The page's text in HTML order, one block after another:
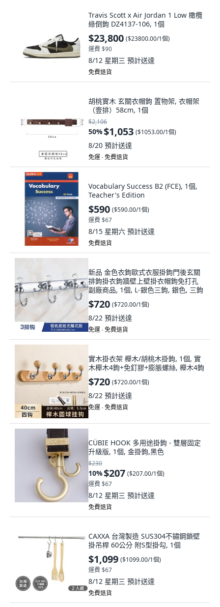
Travis Scott x Air Jordan 1 Low 橄欖
綠倒鉤 DZ4137-106, 1個
$23,800 ($23800.00/1個)
運費 $90
8/12 星期三 預計送達
免費退貨
胡桃實木 玄關衣帽鉤 置物架, 衣帽架
（壹排）58cm, 1個
$2,106
50%$1,053 ($1053.00/1個)
8/20 預計送達
免運 ∙ 免費退貨
Vocabulary Success B2 (FCE), 1個,
Teacher's Edition
$590 ($590.00/1個)
運費 $67
8/15 星期六 預計送達
免費退貨
新品 金色衣鉤歐式衣服掛鉤門後玄關
排鉤掛衣鉤牆壁上壁掛衣帽鉤免打孔
副廠商品, 1個, L-銀色三鉤, 銀色, 三鉤
$720 ($720.00/1個)
8/22 預計送達
免運 ∙ 免費退貨
實木掛衣架 櫸木/胡桃木掛鉤, 1個, 實
木櫸木4鉤+免釘膠+膨脹螺絲, 櫸木4鉤
$720 ($720.00/1個)
8/22 預計送達
免運 ∙ 免費退貨
CÜBIE HOOK 多用途掛鉤 - 雙層固定
升級版, 1個, 金掛鉤,黑色
$230
10%$207 ($207.00/1個)
運費 $67
8/12 星期三 預計送達
免費退貨
CAXXA 台灣製造 SUS304不鏽鋼鎖壁
掛吊桿 60公分 附S型掛勾, 1個
$1,099 ($1099.00/1個)
運費 $67
8/12 星期三 預計送達
免費退貨